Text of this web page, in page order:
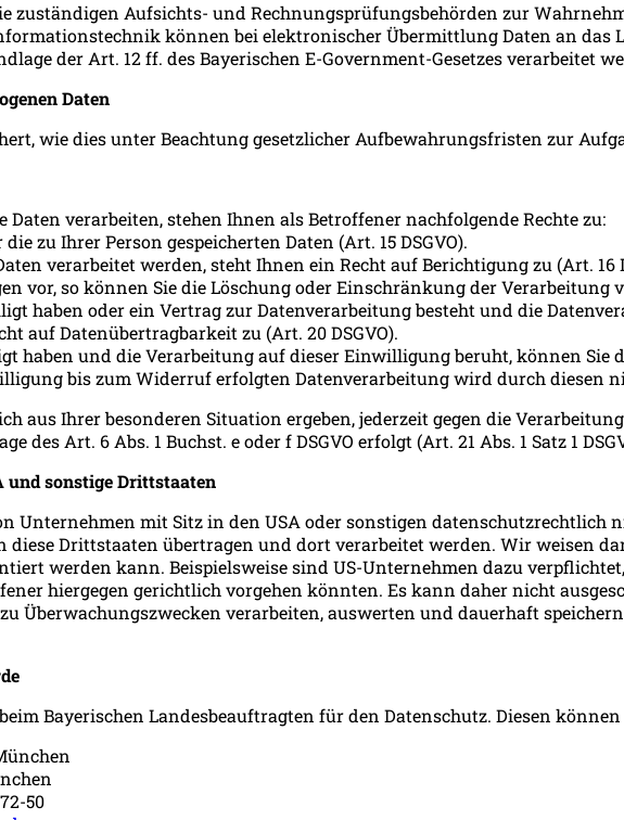
zuständigen Aufsichts- und Rechnungsprüfungsbehörden zur
können bei elektronischer Übermittlung Daten an
der Art. 12 ff. des Bayerischen E-Government-Gesetzes verarbeitet
Daten
wie dies unter Beachtung gesetzlicher Aufbewahrungsfristen zur
verarbeiten, stehen Ihnen als Betroffener nachfolgende Rechte zu:
zu Ihrer Person gespeicherten Daten (Art. 15 DSGVO).
verarbeitet werden, steht Ihnen ein Recht auf Berichtigung zu (Art. 16
vor, so können Sie die Löschung oder Einschränkung der Verarbeitung
haben oder ein Vertrag zur Datenverarbeitung besteht und die
auf Datenübertragbarkeit zu (Art. 20 DSGVO).
haben und die Verarbeitung auf dieser Einwilligung beruht, können
bis zum Widerruf erfolgten Datenverarbeitung wird durch diesen
aus Ihrer besonderen Situation ergeben, jederzeit gegen die
des Art. 6 Abs. 1 Buchst. e oder f DSGVO erfolgt (Art. 21 Abs. 1 Satz 1
und sonstige Drittstaaten
Unternehmen mit Sitz in den USA oder sonstigen datenschutzrechtlich
diese Drittstaaten übertragen und dort verarbeitet werden. Wir weisen
werden kann. Beispielsweise sind US-Unternehmen dazu
hiergegen gerichtlich vorgehen könnten. Es kann daher nicht
Überwachungszwecken verarbeiten, auswerten und dauerhaft
Bayerischen Landesbeauftragten für den Datenschutz. Diesen
50